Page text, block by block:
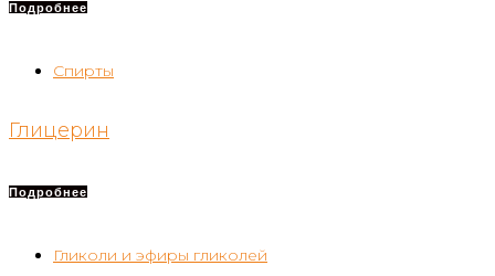
Подробнее
Спирты
Глицерин
Подробнее
Гликоли и эфиры гликолей